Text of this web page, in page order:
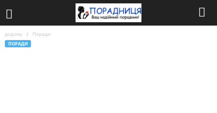
додому Поради
ПОРАДИ